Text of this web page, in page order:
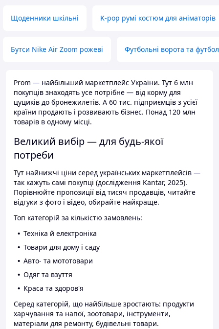
Щоденники шкільні K-pop румі костюм для аніматорів
Бутси Nike Air Zoom рожеві Футбольні ворота та
Prom — найбільший маркетплейс України. Тут 6 млн
покупців знаходять усе потрібне — від корму для
цуциків до бронежилетів. А 60 тис. підприємців з усієї
країни продають і розвивають бізнес. Понад 120 млн
товарів в одному місці.
Великий вибір — для будь-якої
потреби
Тут найнижчі ціни серед українських маркетплейсів —
так кажуть самі покупці (дослідження Kantar, 2025).
Порівнюйте пропозиції від тисяч продавців, читайте
відгуки з фото і відео, обирайте найкраще.
Топ категорій за кількістю замовлень:
Техніка й електроніка
Товари для дому і саду
Авто- та мототовари
Одяг та взуття
Краса та здоров'я
Серед категорій, що найбільше зростають: продукти
харчування та напої, зоотовари, інструменти,
матеріали для ремонту, будівельні товари.